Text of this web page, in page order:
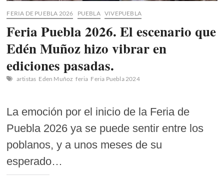
FERIA DE PUEBLA 2026 PUEBLA VIVEPUEBLA
Feria Puebla 2026. El escenario que
Edén Muñoz hizo vibrar en
ediciones pasadas.
artistas Eden Muñoz feria Feria Puebla 2024
La emoción por el inicio de la Feria de
Puebla 2026 ya se puede sentir entre los
poblanos, y a unos meses de su
esperado…